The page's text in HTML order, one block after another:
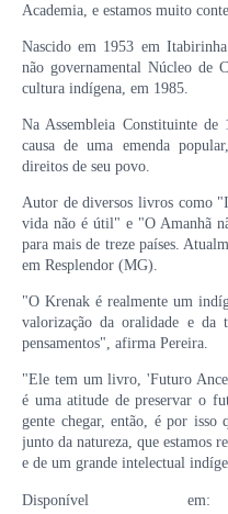
Academia, e estamos muito
Nascido em 1953 em
não governamental Núcleo de
cultura indígena, em 1985.
Na Assembleia Constituinte
causa de uma emenda
direitos de seu povo.
Autor de diversos livros como
vida não é útil" e "O Amanhã
para mais de treze países.
em Resplendor (MG).
"O Krenak é realmente um
valorização da oralidade e da
pensamentos", afirma Pereira.
"Ele tem um livro, 'Futuro
é uma atitude de preservar o
gente chegar, então, é por isso
junto da natureza, que estamos
e de um grande intelectual
Disponível